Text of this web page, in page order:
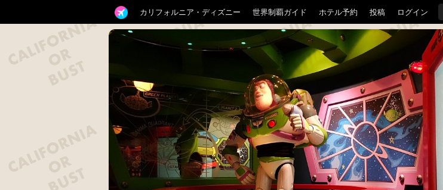
カリフォルニア・ディズニー 世界制覇ガイド ホテル予約 投稿 ログイン